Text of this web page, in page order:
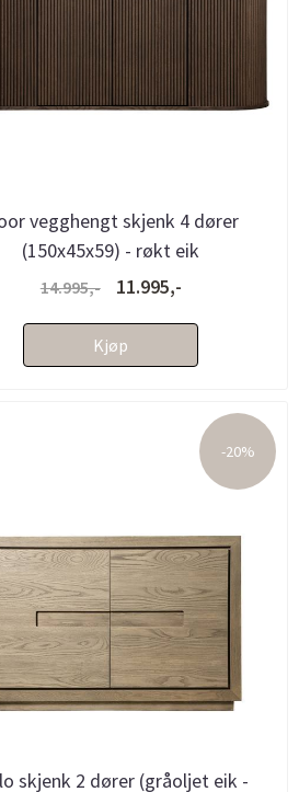
vegghengt skjenk 4 dører
(150x45x59) - røkt eik
14.995,- 11.995,-
Kjøp
-20%
skjenk 2 dører (gråoljet eik -